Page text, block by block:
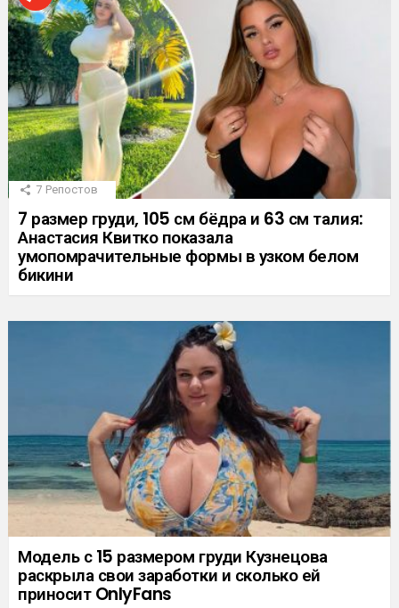
7 Репостов
7 размер груди, 105 см бёдра и 63 см талия:
Анастасия Квитко показала
умопомрачительные формы в узком белом
бикини
Модель с 15 размером груди Кузнецова
раскрыла свои заработки и сколько ей
приносит OnlyFans